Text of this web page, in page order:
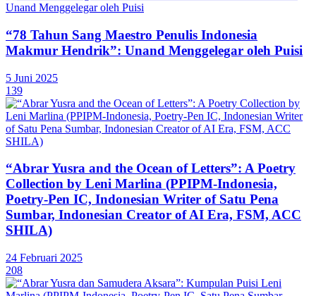
“78 Tahun Sang Maestro Penulis Indonesia
Makmur Hendrik”: Unand Menggelegar oleh Puisi
5 Juni 2025
139
“Abrar Yusra and the Ocean of Letters”: A Poetry
Collection by Leni Marlina (PPIPM-Indonesia,
Poetry-Pen IC, Indonesian Writer of Satu Pena
Sumbar, Indonesian Creator of AI Era, FSM, ACC
SHILA)
24 Februari 2025
208